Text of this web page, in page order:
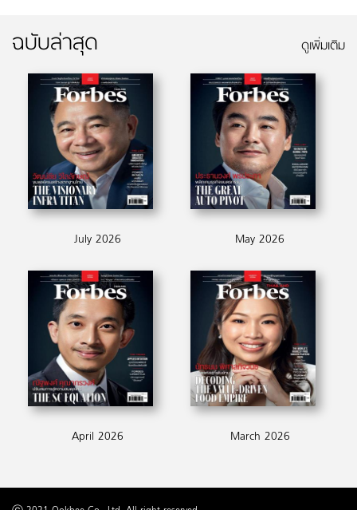
ฉบับล่าสุด ดูเพิ่มเติม
July 2026 May 2026
April 2026 March 2026